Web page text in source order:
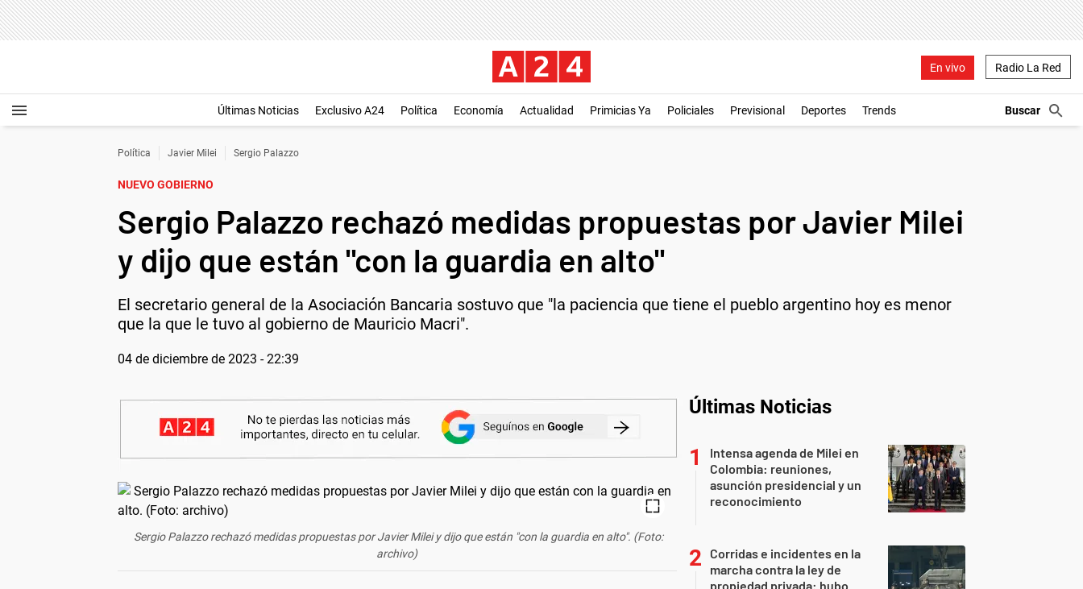
En vivo Radio La Red
Últimas Noticias Exclusivo A24 Política Economía Actualidad Primicias Ya Policiales Previsional Deportes Trends
Política Javier Milei Sergio Palazzo
NUEVO GOBIERNO
Sergio Palazzo rechazó medidas propuestas por Javier Milei
y dijo que están "con la guardia en alto"
El secretario general de la Asociación Bancaria sostuvo que "la paciencia que tiene el pueblo argentino hoy es menor
que la que le tuvo al gobierno de Mauricio Macri".
04 de diciembre de 2023 - 22:39
Sergio Palazzo rechazó medidas propuestas por Javier Milei y dijo que están "con la guardia en alto". (Foto:
archivo)
Últimas Noticias
Intensa agenda de Milei en
Colombia: reuniones,
asunción presidencial y un
reconocimiento
Corridas e incidentes en la
marcha contra la ley de
propiedad privada: hubo